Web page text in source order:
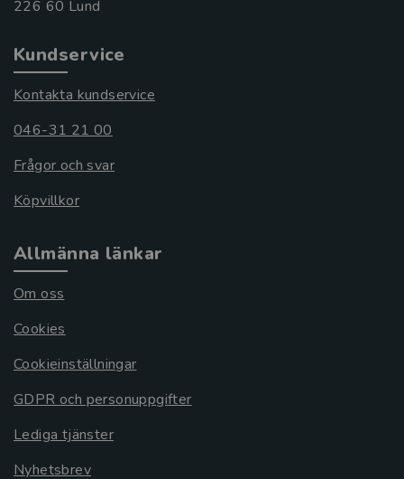
Kundservice
Kontakta kundservice
046-31 21 00
Frågor och svar
Köpvillkor
Allmänna länkar
Om oss
Cookies
Cookieinställningar
GDPR och personuppgifter
Lediga tjänster
Nyhetsbrev